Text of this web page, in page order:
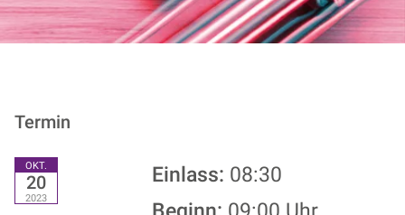
Termin
OKT.
20
2023
Einlass: 08:30